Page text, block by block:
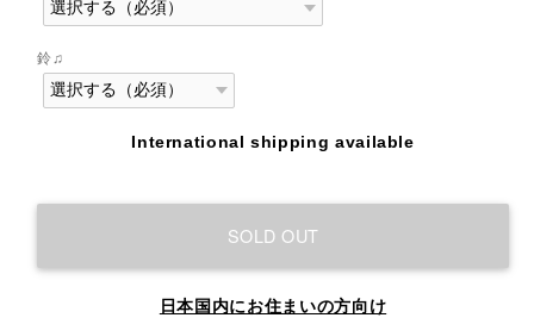
鈴♫
International shipping available
SOLD OUT
日本国内にお住まいの方向け